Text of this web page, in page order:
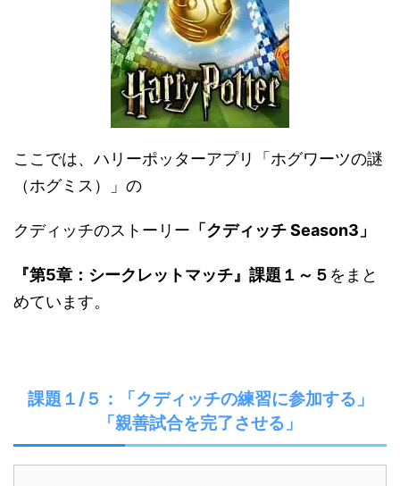
ここでは、ハリーポッターアプリ「ホグワーツの謎
（ホグミス）」の
クディッチのストーリー 「クディッチ Season3」
『第5章：シークレットマッチ』課題１～５ をまと
めています。
課題１/５：「クディッチの練習に参加する」
「親善試合を完了させる」